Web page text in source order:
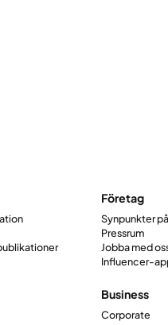
Företag
Synpunkter
Pressrum
Jobba med
Influencer-
Business
Corporate